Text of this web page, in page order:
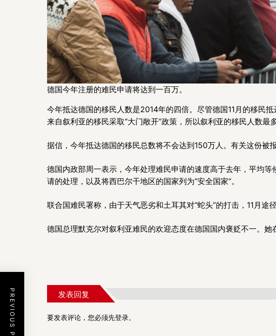
德国今年注册的难民申请将达到一百万。
今年抵达德国的移民人数是2014年的四倍。尽管德国11月的移民
来自叙利亚的移民采取“大门敞开”政策，所以叙利亚的移民人数最
据信，今年抵达德国的移民总数将不会达到150万人。有关这份被
德国内政部周一表示，今年处理难民申请的速度高于去年，平均
请的处理，以及将西巴尔干地区的国家列为“安全国家”。
联合国难民署称，由于天气恶劣和土耳其对“蛇头”的打击，11月途
德国总理默克尔对叙利亚难民的欢迎态度在德国国内褒贬不一。
发表回复
要发表评论，您必须先登录。
PREVIOUS POST